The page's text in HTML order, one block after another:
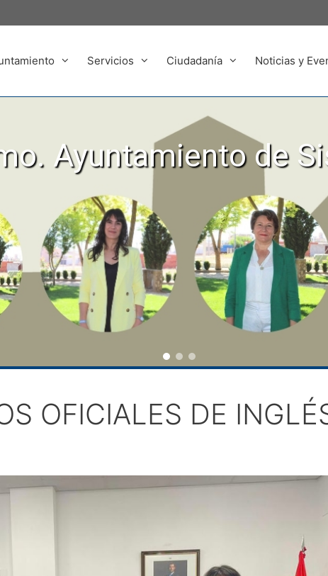
Servicios Ciudadanía Noticias y
Ayuntamiento de
OFICIALES DE